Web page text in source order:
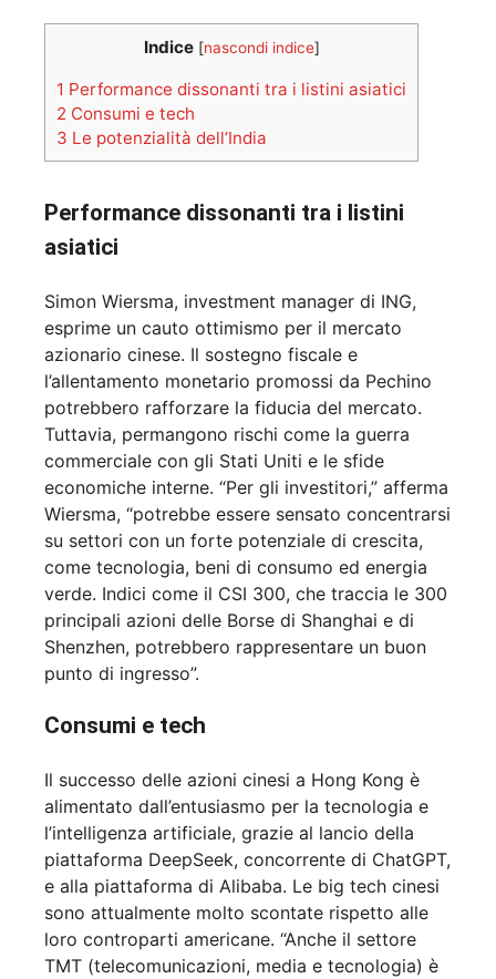
Indice [nascondi indice]
1 Performance dissonanti tra i listini asiatici
2 Consumi e tech
3 Le potenzialità dell’India
Performance dissonanti tra i listini
asiatici
Simon Wiersma, investment manager di ING,
esprime un cauto ottimismo per il mercato
azionario cinese. Il sostegno fiscale e
l’allentamento monetario promossi da Pechino
potrebbero rafforzare la fiducia del mercato.
Tuttavia, permangono rischi come la guerra
commerciale con gli Stati Uniti e le sfide
economiche interne. “Per gli investitori,” afferma
Wiersma, “potrebbe essere sensato concentrarsi
su settori con un forte potenziale di crescita,
come tecnologia, beni di consumo ed energia
verde. Indici come il CSI 300, che traccia le 300
principali azioni delle Borse di Shanghai e di
Shenzhen, potrebbero rappresentare un buon
punto di ingresso”.
Consumi e tech
Il successo delle azioni cinesi a Hong Kong è
alimentato dall’entusiasmo per la tecnologia e
l’intelligenza artificiale, grazie al lancio della
piattaforma DeepSeek, concorrente di ChatGPT,
e alla piattaforma di Alibaba. Le big tech cinesi
sono attualmente molto scontate rispetto alle
loro controparti americane. “Anche il settore
TMT (telecomunicazioni, media e tecnologia) è